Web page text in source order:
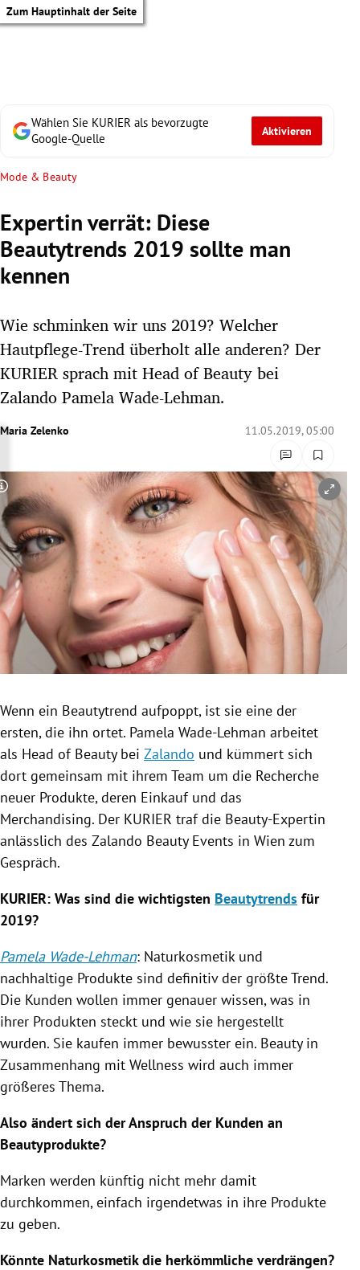
Zum Hauptinhalt der Seite
Untermenü
Untermenü
Untermenü
Untermenü
Untermenü
Untermenü
Wählen Sie KURIER als bevorzugte
Google-Quelle
Aktivieren
Mode & Beauty
Expertin verrät: Diese
Beautytrends 2019 sollte man
kennen
Wie schminken wir uns 2019? Welcher
Hautpflege-Trend überholt alle anderen? Der
KURIER sprach mit Head of Beauty bei
Zalando Pamela Wade-Lehman.
Maria Zelenko 11.05.2019, 05:00
Copyright-Hinweis öffnen/schließen
Wenn ein Beautytrend aufpoppt, ist sie eine der
ersten, die ihn ortet. Pamela Wade-Lehman arbeitet
als Head of Beauty bei Zalando und kümmert sich
dort gemeinsam mit ihrem Team um die Recherche
neuer Produkte, deren Einkauf und das
Merchandising. Der KURIER traf die Beauty-Expertin
anlässlich des Zalando Beauty Events in Wien zum
Gespräch.
KURIER: Was sind die wichtigsten Beautytrends für
2019?
Pamela Wade-Lehman: Naturkosmetik und
nachhaltige Produkte sind definitiv der größte Trend.
Die Kunden wollen immer genauer wissen, was in
ihrer Produkten steckt und wie sie hergestellt
wurden. Sie kaufen immer bewusster ein. Beauty in
Zusammenhang mit Wellness wird auch immer
größeres Thema.
Also ändert sich der Anspruch der Kunden an
Beautyprodukte?
Marken werden künftig nicht mehr damit
durchkommen, einfach irgendetwas in ihre Produkte
zu geben.
Könnte Naturkosmetik die herkömmliche verdrängen?